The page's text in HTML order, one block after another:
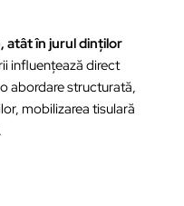
atât în jurul dinților
influențează direct
abordare structurată,
mobilizarea tisulară